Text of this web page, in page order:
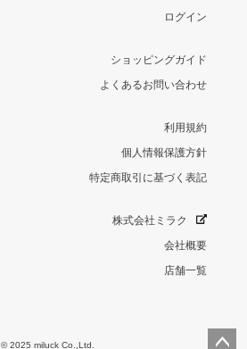
ログイン
ショッピングガイド
よくあるお問い合わせ
利用規約
個人情報保護方針
特定商取引に基づく表記
株式会社ミラク
会社概要
店舗一覧
© 2025 miluck Co.,Ltd.